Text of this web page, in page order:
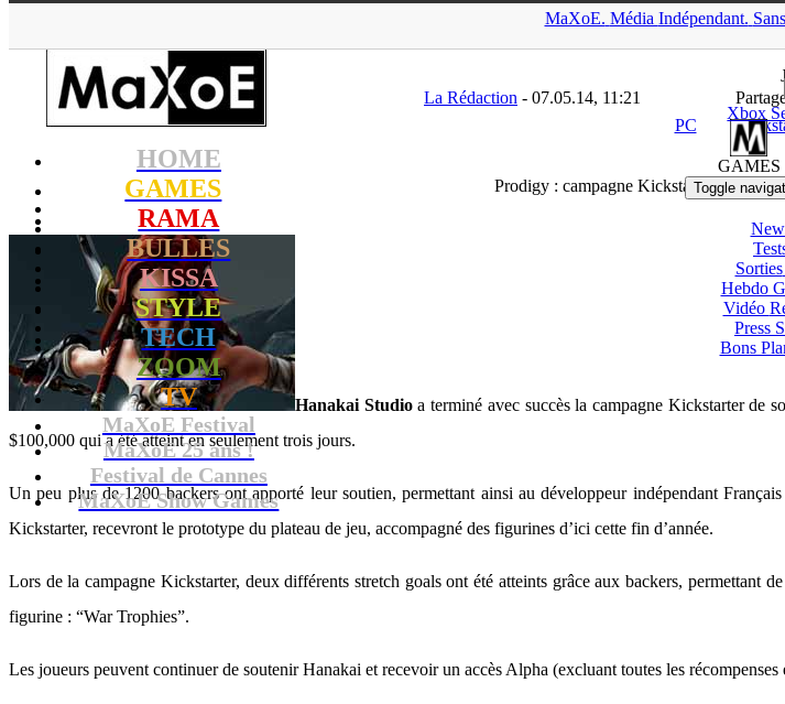
MaXoE. Média Indépendant.
HOME
GAMES
RAMA
BULLES
KISSA
STYLE
TECH
ZOOM
TV
MaXoE Festival
MaXoE 25 ans !
Festival de Cannes
MaXoE Show Games
Xbox
GAMES
Toggle
Sorties
Hebdo
Vidéo
Press
Bons
▲
La Rédaction - 07.05.14, 11:21
PC
Prodigy : campagne Kickstarter réussie
Hanakai Studioa terminé avec succès la campagne Kickstarter de
$100,000 qui a été atteint en seulement trois jours.
Un peu plus de 1200 backers ont apporté leur soutien, permettant ainsi au développeur indépendant
Kickstarter, recevront le prototype du plateau de jeu, accompagné des figurines d’ici cette fin d’année.
Lors de la campagne Kickstarter, deux différents stretch goals ont été atteints grâce aux backers, permettant
figurine : “War Trophies”.
Les joueurs peuvent continuer de soutenir Hanakai et recevoir un accès Alpha (excluant toutes les